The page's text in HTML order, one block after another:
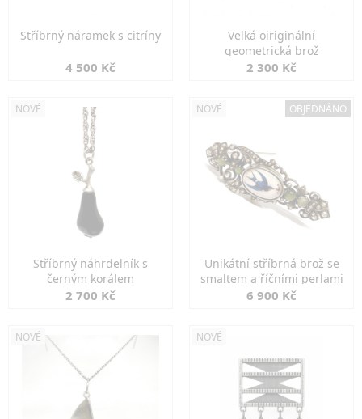
Stříbrný náramek s citríny
4 500 Kč
Velká oiriginální
geometrická brož
2 300 Kč
NOVÉ
Stříbrný náhrdelník s
černým korálem
2 700 Kč
NOVÉ OBJEDNÁNO
Unikátní stříbrná brož se
smaltem a říčními perlami
6 900 Kč
NOVÉ NOVÉ